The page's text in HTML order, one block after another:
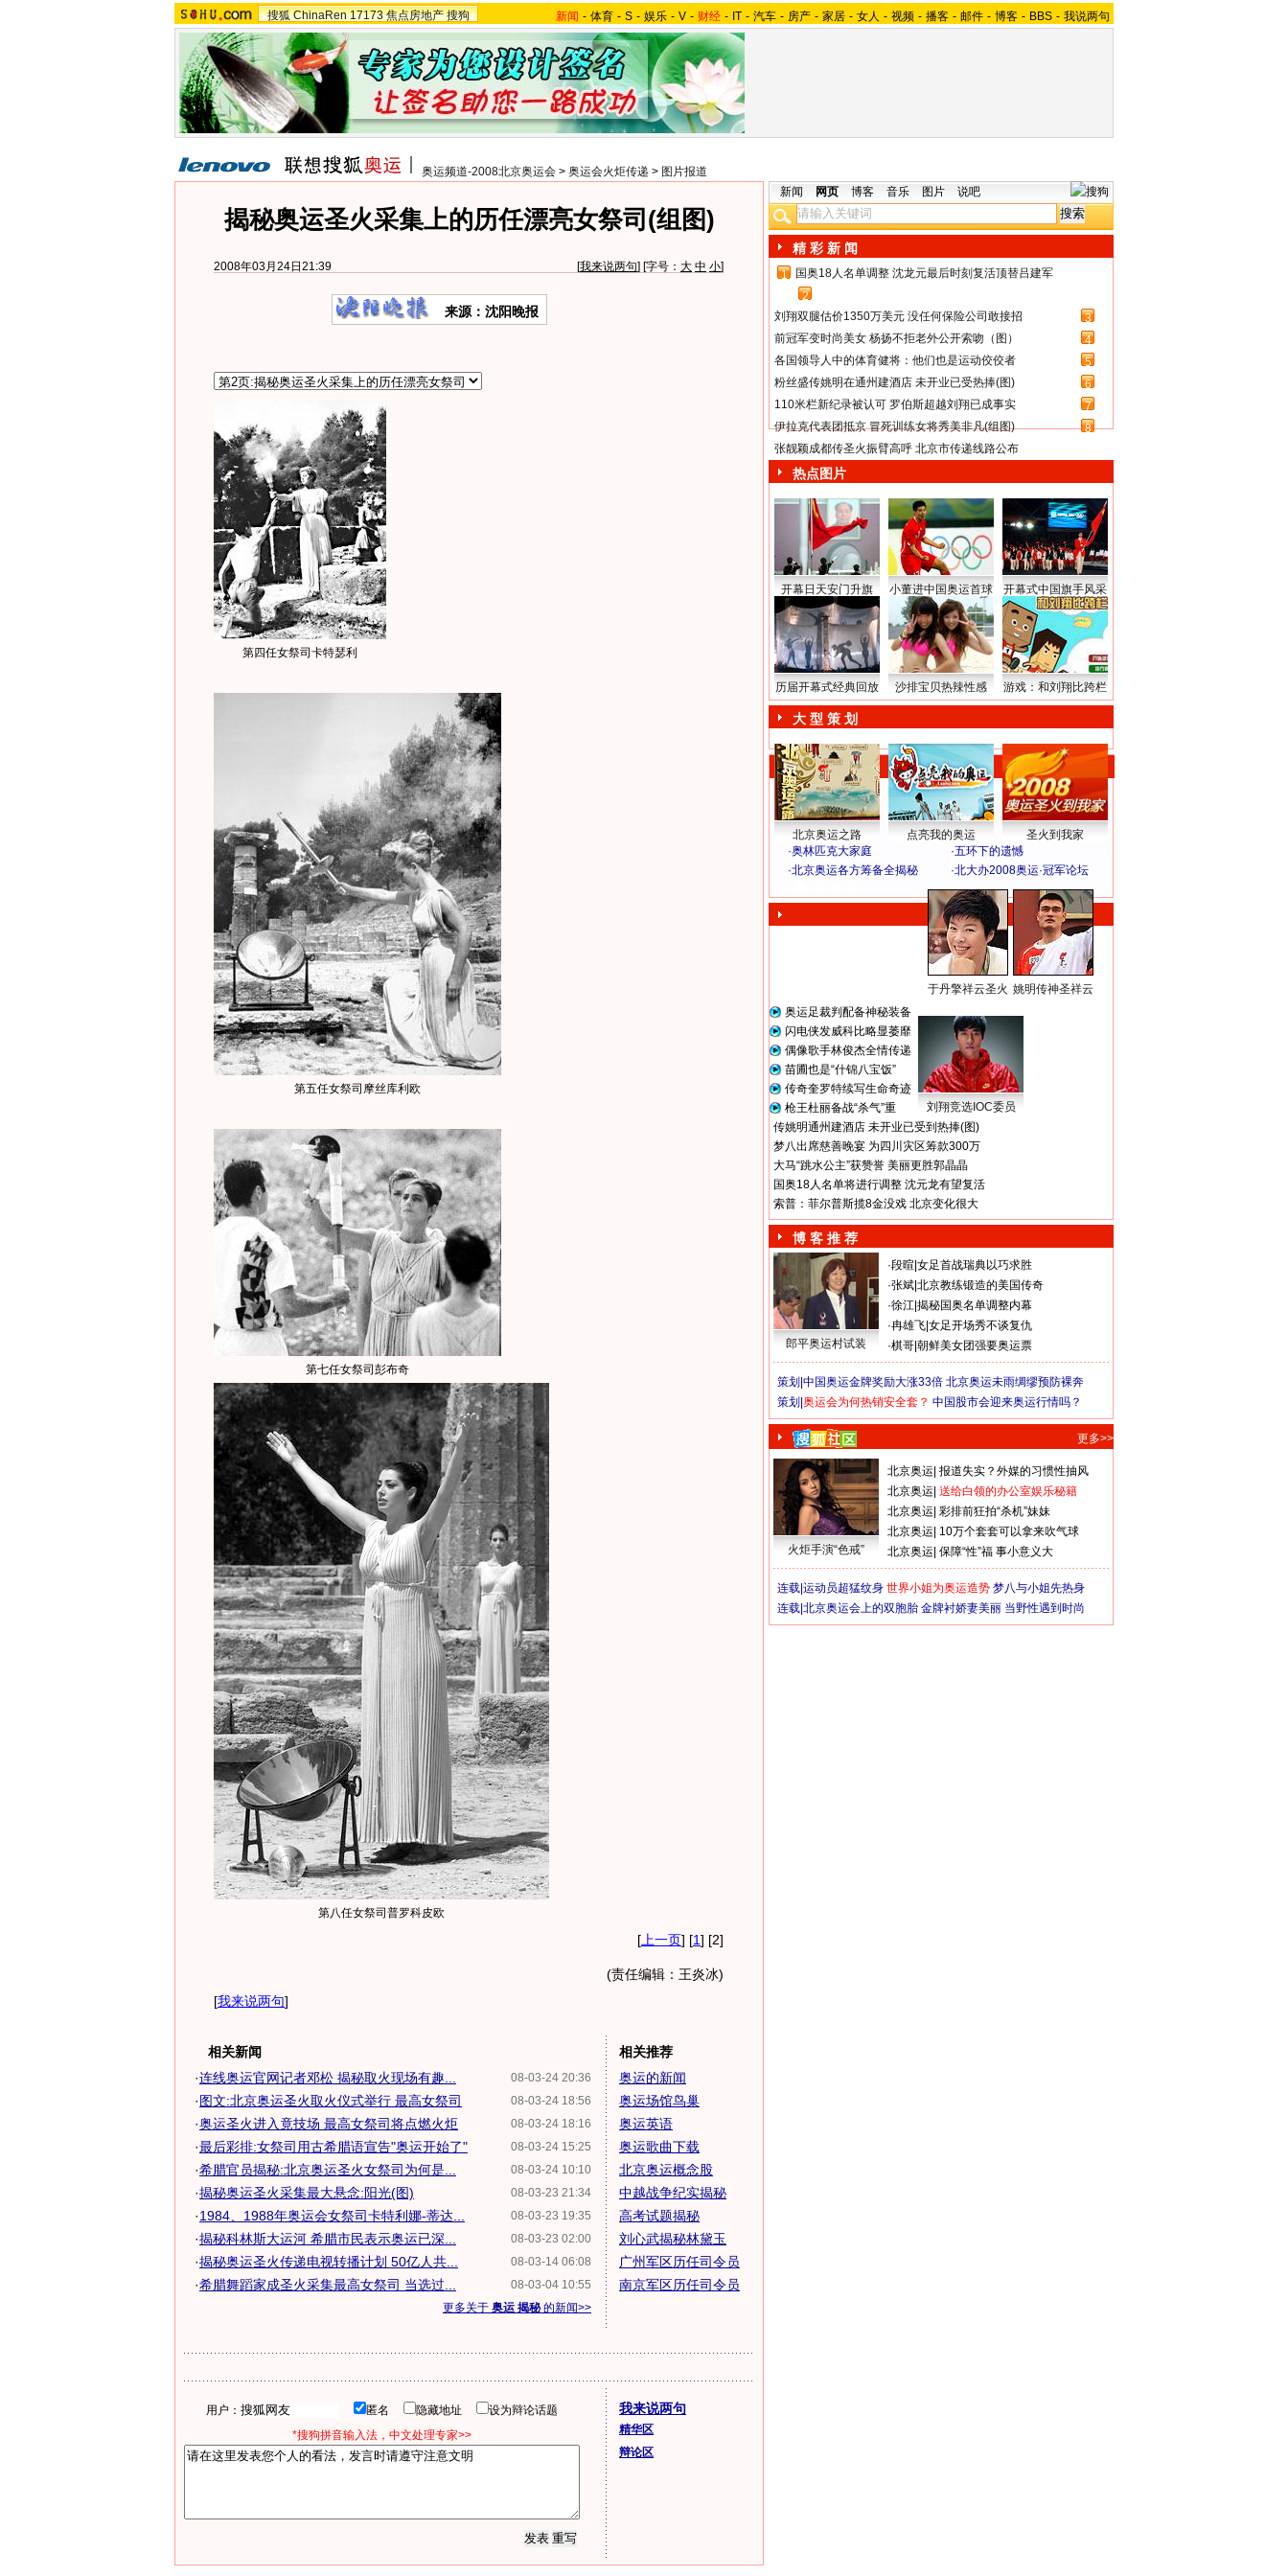
搜狐 ChinaRen 17173 焦点房地产 搜狗 新闻 - 体育 - S - 娱乐 - V - 财经 - IT - 汽车 - 房产 - 家居 - 女人 - 视频 - 播客 - 邮件 - 博客 - BBS - 我说两句
奥运频道-2008北京奥运会 > 奥运会火炬传递 > 图片报道
揭秘奥运圣火采集上的历任漂亮女祭司(组图)
2008年03月24日21:39 [我来说两句] [字号： 大 中 小]
来源：沈阳晚报
第四任女祭司卡特瑟利
第五任女祭司摩丝库利欧
第七任女祭司彭布奇
第八任女祭司普罗科皮欧
[ 上一页] [1] [2]
(责任编辑：王炎冰)
[我来说两句]
相关新闻
08-03-24 20:36
·连线奥运官网记者邓松 揭秘取火现场有趣...
08-03-24 18:56
·图文:北京奥运圣火取火仪式举行 最高女祭司
08-03-24 18:16
·奥运圣火进入竟技场 最高女祭司将点燃火炬
08-03-24 15:25
·最后彩排:女祭司用古希腊语宣告"奥运开始了"
08-03-24 10:10
·希腊官员揭秘:北京奥运圣火女祭司为何是...
08-03-23 21:34
·揭秘奥运圣火采集最大悬念:阳光(图)
08-03-23 19:35
·1984、1988年奥运会女祭司卡特利娜-蒂达...
08-03-23 02:00
·揭秘科林斯大运河 希腊市民表示奥运已深...
08-03-14 06:08
·揭秘奥运圣火传递电视转播计划 50亿人共...
08-03-04 10:55
·希腊舞蹈家成圣火采集最高女祭司 当选过...
更多关于 奥运 揭秘的新闻>>
相关推荐
奥运的新闻
奥运场馆鸟巢
奥运英语
奥运歌曲下载
北京奥运概念股
中越战争纪实揭秘
高考试题揭秘
刘心武揭秘林黛玉
广州军区历任司令员
南京军区历任司令员
用户： 匿名 隐藏地址
设为辩论话题
*搜狗拼音输入法，中文处理专家>>
我来说两句
精华区
辩论区
新闻 网页 博客 音乐 图片 说吧
精 彩 新 闻
1
国奥18人名单调整 沈龙元最后时刻复活顶替吕建军
2
刘翔双腿估价1350万美元 没任何保险公司敢接招
3
前冠军变时尚美女 杨扬不拒老外公开索吻（图）
4
各国领导人中的体育健将：他们也是运动佼佼者
5
粉丝盛传姚明在通州建酒店 未开业已受热捧(图)
6
110米栏新纪录被认可 罗伯斯超越刘翔已成事实
7
伊拉克代表团抵京 冒死训练女将秀美非凡(组图)
8
张靓颖成都传圣火振臂高呼 北京市传递线路公布
热点图片
开幕日天安门升旗 小董进中国奥运首球 开幕式中国旗手风采
历届开幕式经典回放 沙排宝贝热辣性感 游戏：和刘翔比跨栏
大 型 策 划
北京奥运之路 点亮我的奥运
圣火到我家
·奥林匹克大家庭 ·五环下的遗憾
·北京奥运各方筹备全揭秘 ·北大办2008奥运·冠军论坛
于丹擎祥云圣火 姚明传神圣祥云
奥运足裁判配备神秘装备
闪电侠发威科比略显萎靡
偶像歌手林俊杰全情传递
苗圃也是“什锦八宝饭”
传奇奎罗特续写生命奇迹
枪王杜丽备战“杀气”重
刘翔竞选IOC委员
传姚明通州建酒店 未开业已受到热捧(图)
梦八出席慈善晚宴 为四川灾区筹款300万
大马“跳水公主”获赞誉 美丽更胜郭晶晶
国奥18人名单将进行调整 沈元龙有望复活
索普：菲尔普斯揽8金没戏 北京变化很大
博 客 推 荐
郎平奥运村试装
·段暄 女足首战瑞典以巧求胜
·张斌 北京教练锻造的美国传奇
·徐江 揭秘国奥名单调整内幕
·冉雄飞 女足开场秀不谈复仇
·棋哥 朝鲜美女团强要奥运票
策划| 中国奥运金牌奖励大涨33倍 北京奥运未雨绸缪预防裸奔
策划| 奥运会为何热销安全套？ 中国股市会迎来奥运行情吗？
更多>>
火炬手演“色戒”
北京奥运 报道失实？外媒的习惯性抽风
北京奥运 送给白领的办公室娱乐秘籍
北京奥运 彩排前狂拍“杀机”妹妹
北京奥运 10万个套套可以拿来吹气球
北京奥运 保障“性”福 事小意义大
连载| 运动员超猛纹身 世界小姐为奥运造势 梦八与小姐先热身
连载| 北京奥运会上的双胞胎 金牌衬娇妻美丽 当野性遇到时尚